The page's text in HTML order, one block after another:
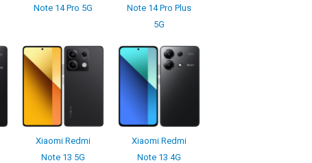
Note 14 Pro 5G
Note 14 Pro Plus
5G
Xiaomi Redmi
Note 13 5G
Xiaomi Redmi
Note 13 4G